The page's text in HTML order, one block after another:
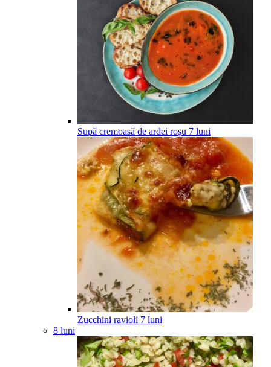
Supă cremoasă de ardei roșu 7 luni
Zucchini ravioli 7 luni
8 luni